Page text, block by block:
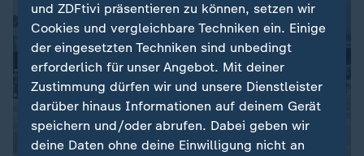
und ZDFtivi präsentieren zu können, setzen wir
Cookies und vergleichbare Techniken ein. Einige
der eingesetzten Techniken sind unbedingt
erforderlich für unser Angebot. Mit deiner
Zustimmung dürfen wir und unsere Dienstleister
darüber hinaus Informationen auf deinem Gerät
speichern und/oder abrufen. Dabei geben wir
deine Daten ohne deine Einwilligung nicht an